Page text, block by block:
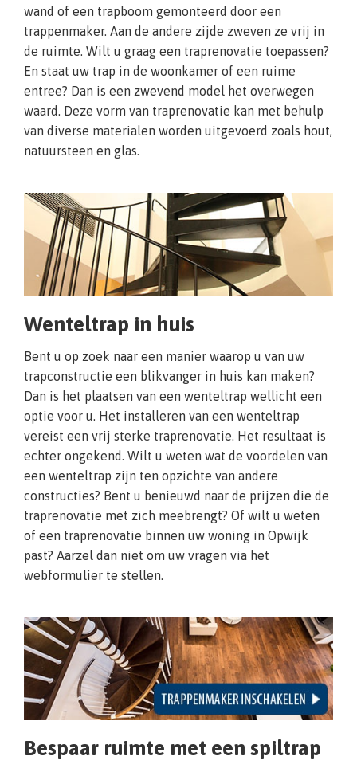
wand of een trapboom gemonteerd door een
trappenmaker. Aan de andere zijde zweven ze vrij in
de ruimte. Wilt u graag een traprenovatie toepassen?
En staat uw trap in de woonkamer of een ruime
entree? Dan is een zwevend model het overwegen
waard. Deze vorm van traprenovatie kan met behulp
van diverse materialen worden uitgevoerd zoals hout,
natuursteen en glas.
Wenteltrap in huis
Bent u op zoek naar een manier waarop u van uw
trapconstructie een blikvanger in huis kan maken?
Dan is het plaatsen van een wenteltrap wellicht een
optie voor u. Het installeren van een wenteltrap
vereist een vrij sterke traprenovatie. Het resultaat is
echter ongekend. Wilt u weten wat de voordelen van
een wenteltrap zijn ten opzichte van andere
constructies? Bent u benieuwd naar de prijzen die de
traprenovatie met zich meebrengt? Of wilt u weten
of een traprenovatie binnen uw woning in Opwijk
past? Aarzel dan niet om uw vragen via het
webformulier te stellen.
Bespaar ruimte met een spiltrap